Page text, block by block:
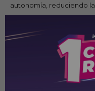
autonomía, reduciendo
Además, cuenta con un
mayor comodidad y
casa o durante la rutina
Mallory es una solución
limpia y bien cuidada.
cuidado profesional para